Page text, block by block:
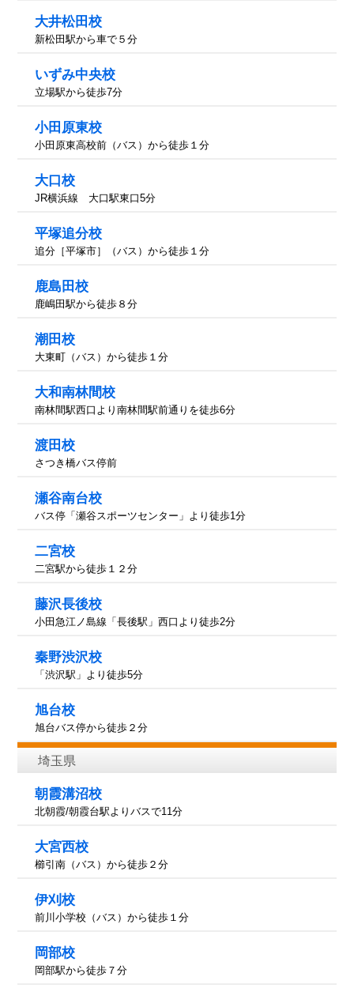
大井松田校
新松田駅から車で５分
いずみ中央校
立場駅から徒歩7分
小田原東校
小田原東高校前（バス）から徒歩１分
大口校
JR横浜線 大口駅東口5分
平塚追分校
追分［平塚市］（バス）から徒歩１分
鹿島田校
鹿嶋田駅から徒歩８分
潮田校
大東町（バス）から徒歩１分
大和南林間校
南林間駅西口より南林間駅前通りを徒歩6分
渡田校
さつき橋バス停前
瀬谷南台校
バス停「瀬谷スポーツセンター」より徒歩1分
二宮校
二宮駅から徒歩１２分
藤沢長後校
小田急江ノ島線「長後駅」西口より徒歩2分
秦野渋沢校
「渋沢駅」より徒歩5分
旭台校
旭台バス停から徒歩２分
埼玉県
朝霞溝沼校
北朝霞/朝霞台駅よりバスで11分
大宮西校
櫛引南（バス）から徒歩２分
伊刈校
前川小学校（バス）から徒歩１分
岡部校
岡部駅から徒歩７分